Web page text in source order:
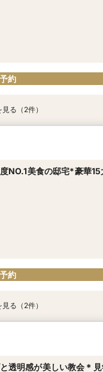
約
る（2件）
NO.1美食の邸宅*豪華
約
る（2件）
透明感が美しい教会＊